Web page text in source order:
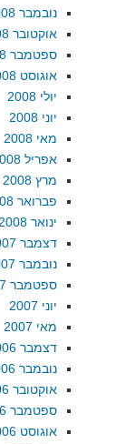
נובמבר 2008
אוקטובר 2008
ספטמבר 2008
אוגוסט 2008
יולי 2008
יוני 2008
מאי 2008
אפריל 2008
מרץ 2008
פברואר 2008
ינואר 2008
דצמבר 2007
נובמבר 2007
ספטמבר 2007
יוני 2007
מאי 2007
דצמבר 2006
נובמבר 2006
אוקטובר 2006
ספטמבר 2006
אוגוסט 2006